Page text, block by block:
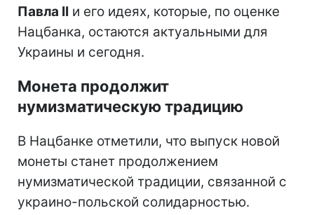
Павла II и его идеях, которые, по оценке
Нацбанка, остаются актуальными для
Украины и сегодня.
Монета продолжит
нумизматическую традицию
В Нацбанке отметили, что выпуск новой
монеты станет продолжением
нумизматической традиции, связанной с
украино-польской солидарностью.